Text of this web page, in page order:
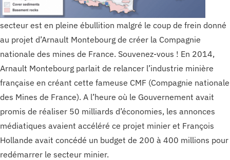
secteur est en pleine ébullition malgré le coup de frein donné
au projet d’Arnault Montebourg de créer la Compagnie
nationale des mines de France. Souvenez-vous ! En 2014,
Arnault Montebourg parlait de relancer l’industrie minière
française en créant cette fameuse CMF (Compagnie nationale
des Mines de France). A l’heure où le Gouvernement avait
promis de réaliser 50 milliards d’économies, les annonces
médiatiques avaient accéléré ce projet minier et François
Hollande avait concédé un budget de 200 à 400 millions pour
redémarrer le secteur minier.